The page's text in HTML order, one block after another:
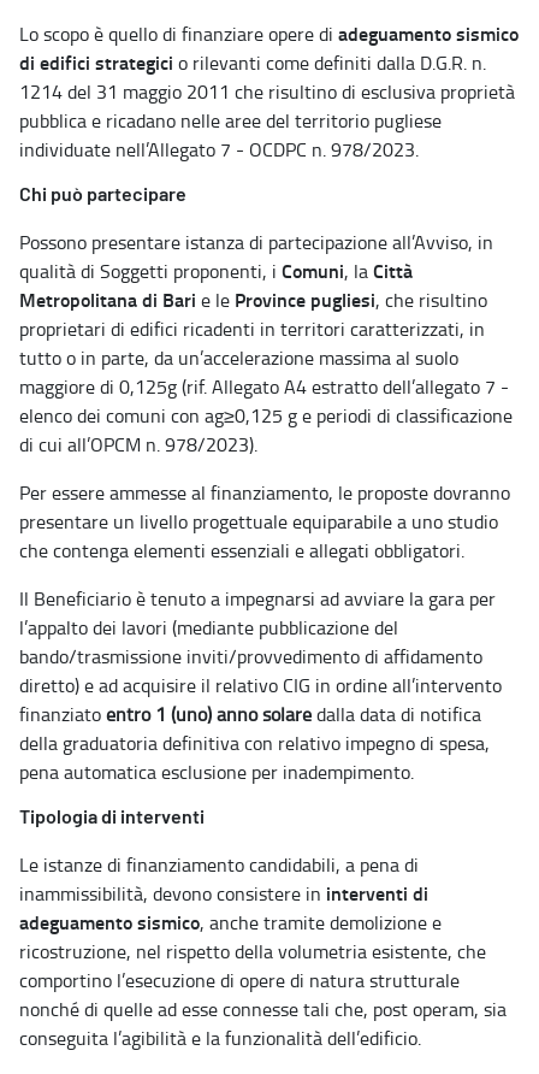
Lo scopo è quello di finanziare opere di adeguamento sismico
di edifici strategici o rilevanti come definiti dalla D.G.R. n.
1214 del 31 maggio 2011 che risultino di esclusiva proprietà
pubblica e ricadano nelle aree del territorio pugliese
individuate nell’Allegato 7 - OCDPC n. 978/2023.
Chi può partecipare
Possono presentare istanza di partecipazione all’Avviso, in
qualità di Soggetti proponenti, i Comuni, laCittà
Metropolitana di Bari e le Province pugliesi, che risultino
proprietari di edifici ricadenti in territori caratterizzati, in
tutto o in parte, da un’accelerazione massima al suolo
maggiore di 0,125g (rif. Allegato A4 estratto dell’allegato 7 -
elenco dei comuni con ag≥0,125 g e periodi di classificazione
di cui all’OPCM n. 978/2023).
Per essere ammesse al finanziamento, le proposte dovranno
presentare un livello progettuale equiparabile a uno studio
che contenga elementi essenziali e allegati obbligatori.
Il Beneficiario è tenuto a impegnarsi ad avviare la gara per
l’appalto dei lavori (mediante pubblicazione del
bando/trasmissione inviti/provvedimento di affidamento
diretto) e ad acquisire il relativo CIG in ordine all’intervento
finanziatoentro 1 (uno) anno solaredalla data di notifica
della graduatoria definitiva con relativo impegno di spesa,
pena automatica esclusione per inadempimento.
Tipologia di interventi
Le istanze di finanziamento candidabili, a pena di
inammissibilità, devono consistere in interventi di
adeguamento sismico, anche tramite demolizione e
ricostruzione, nel rispetto della volumetria esistente, che
comportino l’esecuzione di opere di natura strutturale
nonché di quelle ad esse connesse tali che, post operam, sia
conseguita l’agibilità e la funzionalità dell’edificio.